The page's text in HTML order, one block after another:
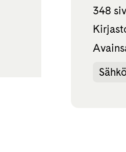
348